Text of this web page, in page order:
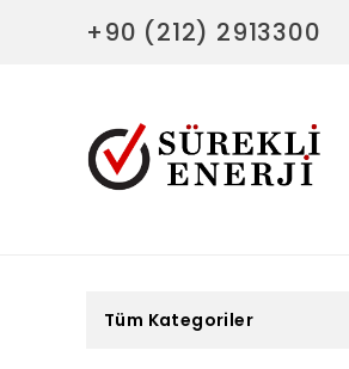
+90 (212) 2913300
Tüm Kategoriler